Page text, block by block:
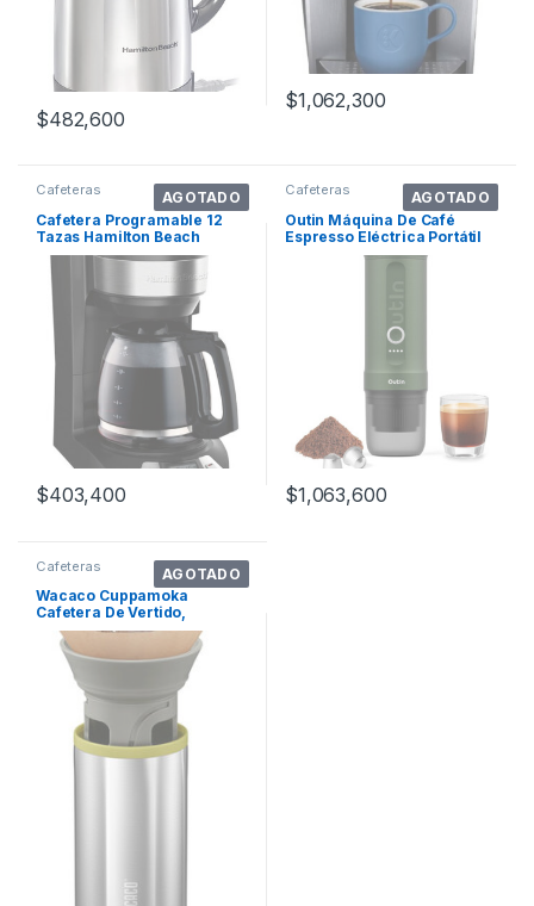
$482,600
$1,062,300
AGOTADO
Cafeteras
Cafetera Programable 12
Tazas Hamilton Beach
46290 Color Negro
$403,400
AGOTADO
Cafeteras
Outin Máquina De Café
Espresso Eléctrica Portátil
Nano . Color Verde Bosque
$1,063,600
AGOTADO
Cafeteras
Wacaco Cuppamoka
Cafetera De Vertido,
Cafetera De Goteo Por.
Color Acero Inoxidable